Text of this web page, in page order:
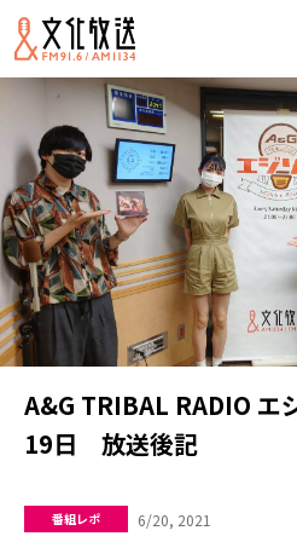
A&G TRIBAL RADIO エ
19日 放送後記
番組レポ 6/20, 2021